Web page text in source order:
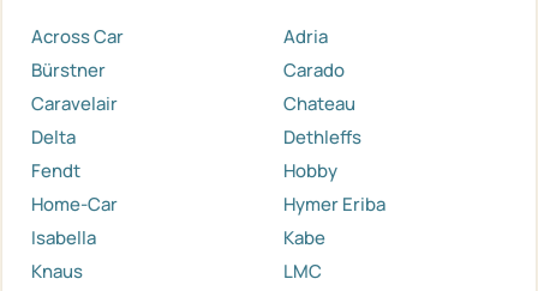
Across Car
Adria
Bürstner
Carado
Caravelair
Chateau
Delta
Dethleffs
Fendt
Hobby
Home-Car
Hymer Eriba
Isabella
Kabe
Knaus
LMC